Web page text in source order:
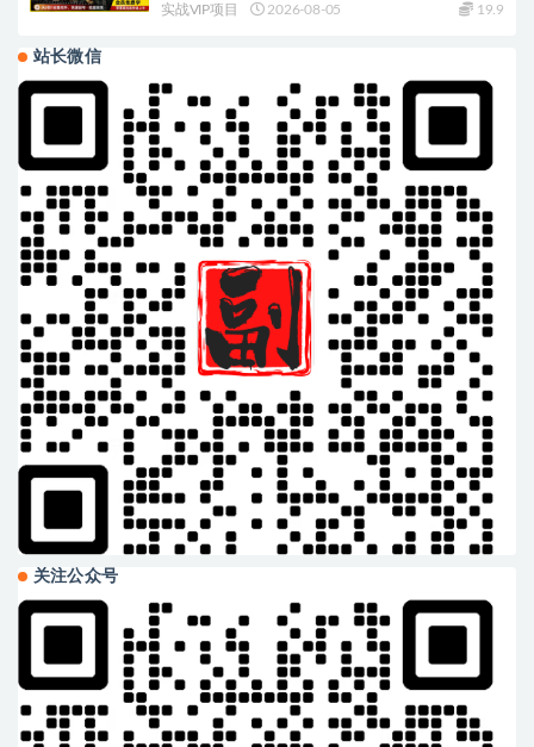
实战VIP项目 2026-08-05 19.9
站长微信
关注公众号